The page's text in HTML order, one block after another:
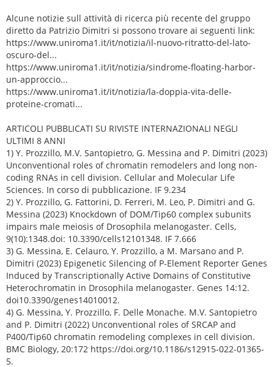
Alcune notizie sull attività di ricerca più recente del gruppo
diretto da Patrizio Dimitri si possono trovare ai seguenti link:
https://www.uniroma1.it/it/notizia/il-nuovo-ritratto-del-lato-
oscuro-del...
https://www.uniroma1.it/it/notizia/sindrome-floating-harbor-
un-approccio...
https://www.uniroma1.it/it/notizia/la-doppia-vita-delle-
proteine-cromati...
ARTICOLI PUBBLICATI SU RIVISTE INTERNAZIONALI NEGLI
ULTIMI 8 ANNI
1) Y. Prozzillo, M.V. Santopietro, G. Messina and P. Dimitri (2023)
Unconventional roles of chromatin remodelers and long non-
coding RNAs in cell division. Cellular and Molecular Life
Sciences. In corso di pubblicazione. IF 9.234
2) Y. Prozzillo, G. Fattorini, D. Ferreri, M. Leo, P. Dimitri and G.
Messina (2023) Knockdown of DOM/Tip60 complex subunits
impairs male meiosis of Drosophila melanogaster. Cells,
9(10):1348.doi: 10.3390/cells12101348. IF 7.666
3) G. Messina, E. Celauro, Y. Prozzillo, a M. Marsano and P.
Dimitri (2023) Epigenetic Silencing of P-Element Reporter Genes
Induced by Transcriptionally Active Domains of Constitutive
Heterochromatin in Drosophila melanogaster. Genes 14:12.
doi10.3390/genes14010012.
4) G. Messina, Y. Prozzillo, F. Delle Monache. M.V. Santopietro
and P. Dimitri (2022) Unconventional roles of SRCAP and
P400/Tip60 chromatin remodeling complexes in cell division.
BMC Biology, 20:172 https://doi.org/10.1186/s12915-022-01365-
5.